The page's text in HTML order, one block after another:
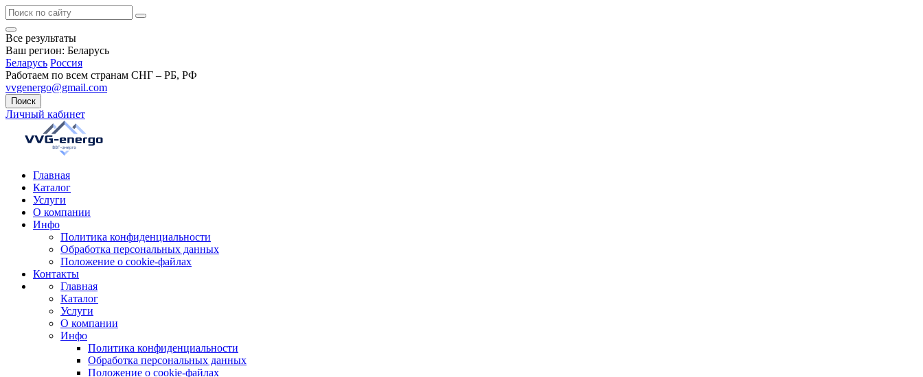
Все результаты
Ваш регион: Беларусь
Беларусь Россия
Работаем по всем странам СНГ – РБ, РФ
vvgenergo@gmail.com
Поиск
Личный кабинет
Главная
Каталог
Услуги
О компании
Инфо
Политика конфиденциальности
Обработка персональных данных
Положение о cookie-файлах
Контакты
Главная
Каталог
Услуги
О компании
Инфо
Политика конфиденциальности
Обработка персональных данных
Положение о cookie-файлах